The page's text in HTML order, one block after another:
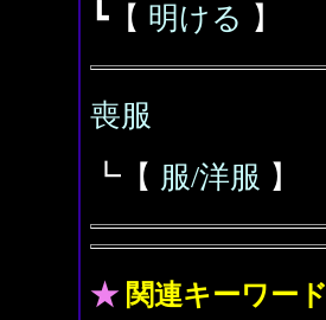
┗【 明ける 】
喪服
┗【 服/洋服 】
★ 関連キーワード